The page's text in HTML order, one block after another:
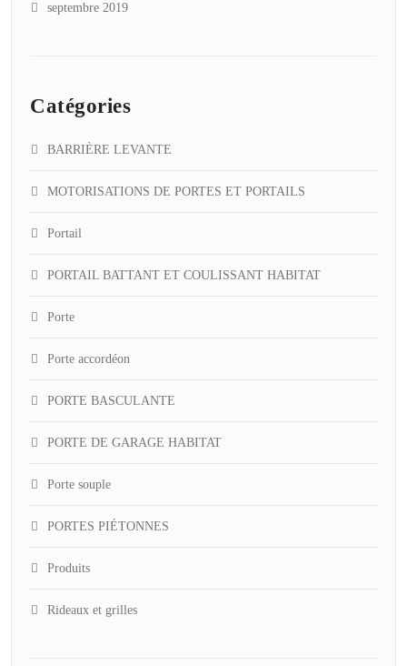
septembre 2019
Catégories
BARRIÈRE LEVANTE
MOTORISATIONS DE PORTES ET PORTAILS
Portail
PORTAIL BATTANT ET COULISSANT HABITAT
Porte
Porte accordéon
PORTE BASCULANTE
PORTE DE GARAGE HABITAT
Porte souple
PORTES PIÉTONNES
Produits
Rideaux et grilles